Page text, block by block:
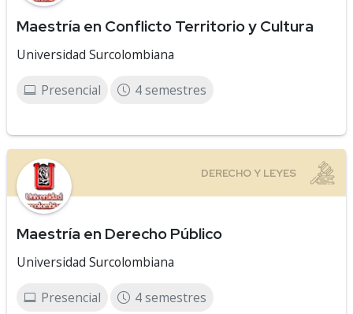
Maestría en Conflicto Territorio y Cultura
Universidad Surcolombiana
Presencial 4 semestres
Maestría en Derecho Público
Universidad Surcolombiana
Presencial 4 semestres